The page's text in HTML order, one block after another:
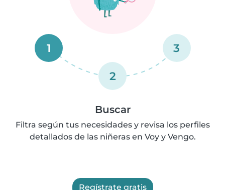
1
2
3
Buscar
Filtra según tus necesidades y revisa los perfiles
detallados de las niñeras en Voy y Vengo.
Regístrate gratis